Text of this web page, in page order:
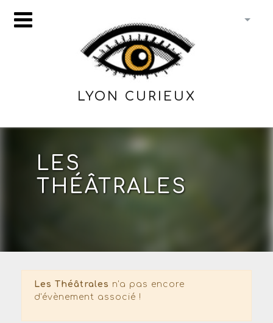
LYON CURIEUX
LES
THÉÂTRALES
Les Théâtrales n'a pas encore
d'évènement associé !